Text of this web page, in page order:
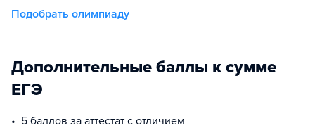
Подобрать олимпиаду
Дополнительные баллы к сумме
ЕГЭ
5 баллов за аттестат с отличием